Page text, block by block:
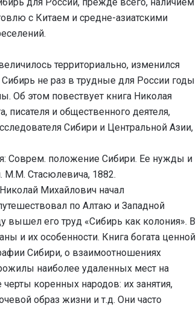
с Китаем и средне-азиатскими
территориально, изменился
Сибирь не раз в трудные для России годы
Об этом повествует книга Николая
писателя и общественного деятеля,
Сибири и Центральной Азии,
Соврем. положение Сибири. Ее нужды и
М.М. Стасюлевича, 1882.
Михайлович начал
по Алтаю и Западной
вышел его труд «Сибирь как колония». В
и их особенности. Книга богата ценной
Сибири, о взаимоотношениях
наиболее удаленных мест на
коренных народов: их занятия,
образ жизни и т.д. Они часто